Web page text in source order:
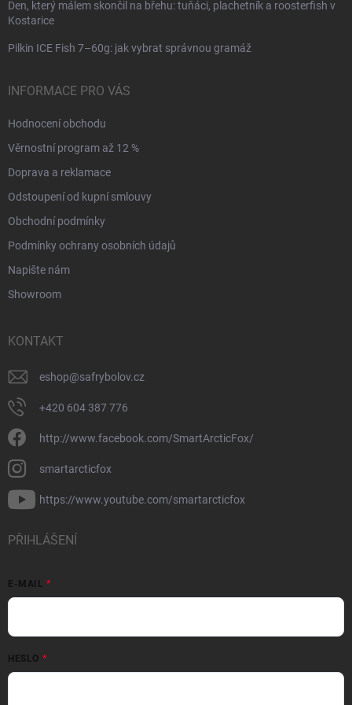
Den, který málem skončil na břehu: tuňáci, plachetník a roosterfish v
Kostarice
Pilkin ICE Fish 7–60g: jak vybrat správnou gramáž
INFORMACE PRO VÁS
Hodnocení obchodu
Věrnostní program až 12 %
Doprava a reklamace
Odstoupení od kupní smlouvy
Obchodní podmínky
Podmínky ochrany osobních údajů
Napište nám
Showroom
KONTAKT
eshop@safrybolov.cz
+420 604 387 776
http://www.facebook.com/SmartArcticFox/
smartarcticfox
https://www.youtube.com/smartarcticfox
PŘIHLÁŠENÍ
E-MAIL
HESLO